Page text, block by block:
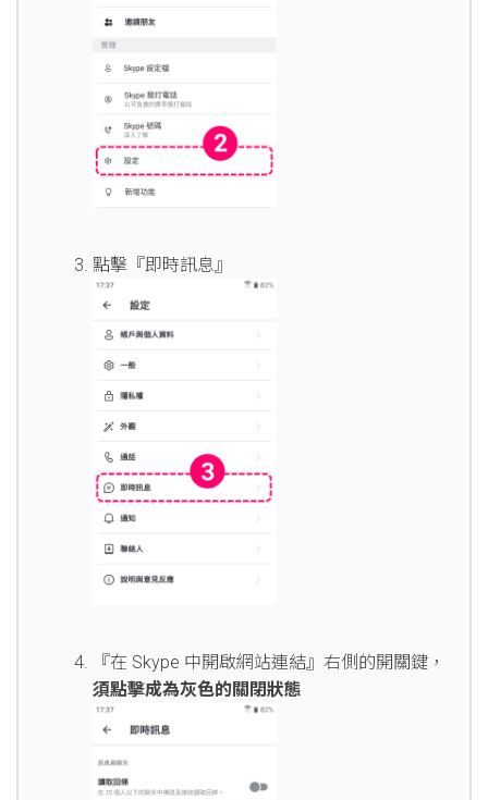
點擊『即時訊息』
『在 Skype 中開啟網站連結』右側的開關鍵，
須點擊成為灰色的關閉狀態